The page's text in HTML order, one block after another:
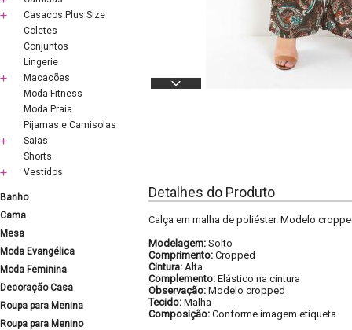
Casacos Plus Size
Coletes
Conjuntos
Lingerie
Macacões
Moda Fitness
Moda Praia
Pijamas e Camisolas
Saias
Shorts
Vestidos
Banho
Cama
Mesa
Moda Evangélica
Moda Feminina
Decoração Casa
Roupa para Menina
Roupa para Menino
Detalhes do Produto
Calça em malha de poliéster. Modelo
Modelagem: Solto
Comprimento: Cropped
Cintura: Alta
Complemento: Elástico na cintura
Observação: Modelo cropped
Tecido: Malha
Composição: Conforme imagem etiqueta